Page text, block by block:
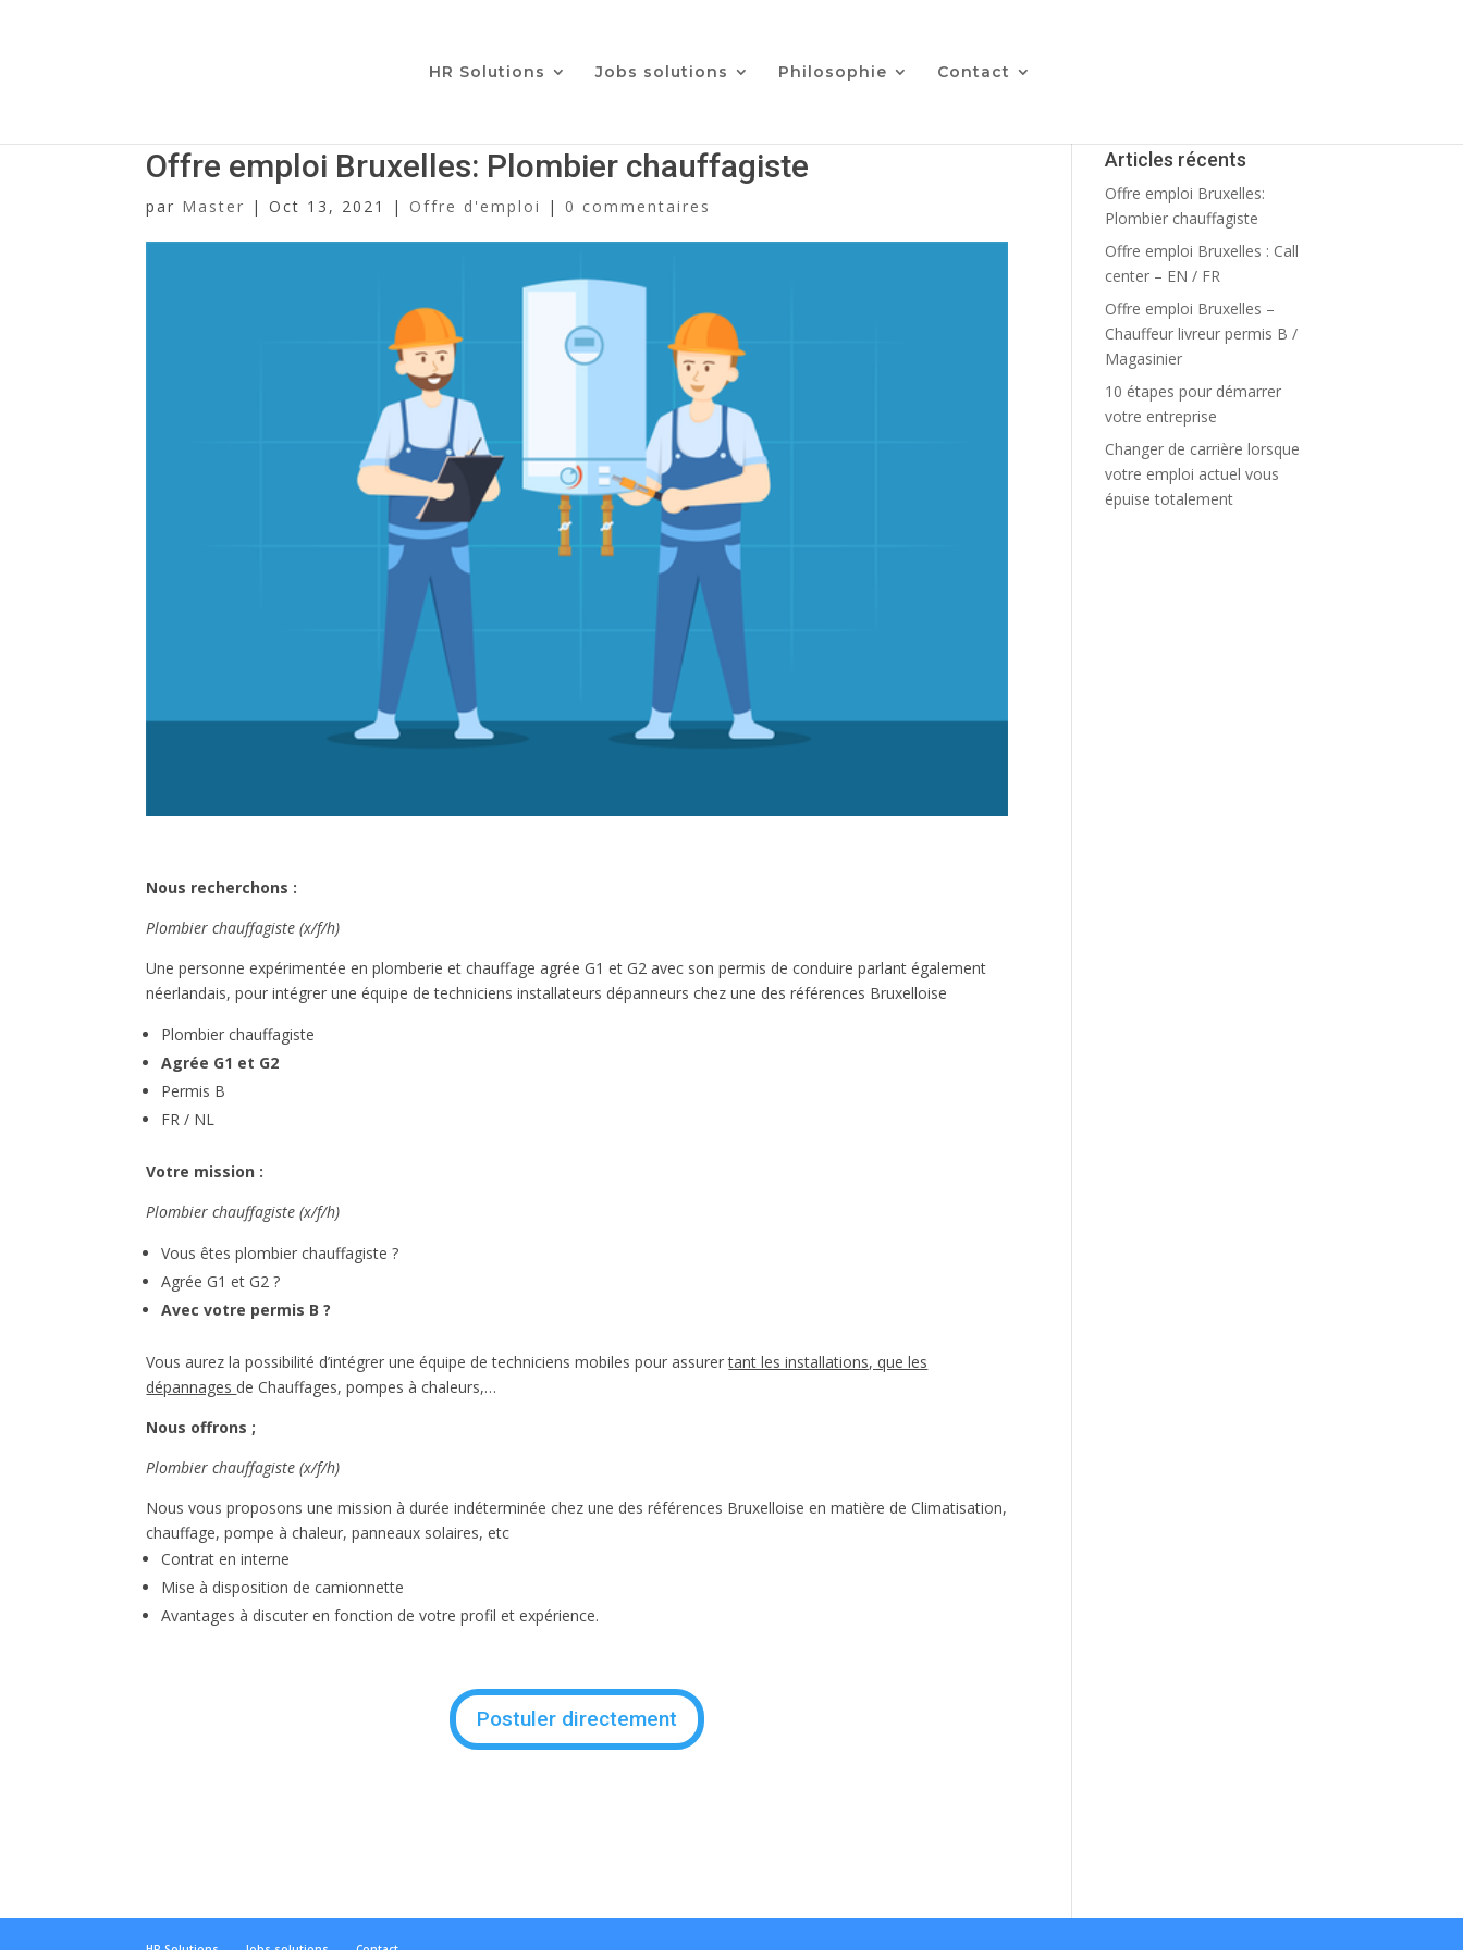
HR Solutions Jobs solutions Philosophie Contact
Offre emploi Bruxelles: Plombier chauffagiste
par Master |Oct 13, 2021 | Offre d'emploi | 0 commentaires
Nous recherchons :
Plombier chauffagiste (x/f/h)
Une personne expérimentée en plomberie et chauffage agrée G1 et G2 avec son permis de conduire parlant également
néerlandais, pour intégrer une équipe de techniciens installateurs dépanneurs chez une des références Bruxelloise
Plombier chauffagiste
Agrée G1 et G2
Permis B
FR / NL
Votre mission :
Plombier chauffagiste (x/f/h)
Vous êtes plombier chauffagiste ?
Agrée G1 et G2 ?
Avec votre permis B ?
Vous aurez la possibilité d’intégrer une équipe de techniciens mobiles pour assurertant les installations, que les
dépannages de Chauffages, pompes à chaleurs,…
Nous offrons ;
Plombier chauffagiste (x/f/h)
Nous vous proposons une mission à durée indéterminée chez une des références Bruxelloise en matière de Climatisation,
chauffage, pompe à chaleur, panneaux solaires, etc
Contrat en interne
Mise à disposition de camionnette
Avantages à discuter en fonction de votre profil et expérience.
Postuler directement
Articles récents
Offre emploi Bruxelles:
Plombier chauffagiste
Offre emploi Bruxelles : Call
center – EN / FR
Offre emploi Bruxelles –
Chauffeur livreur permis B /
Magasinier
10 étapes pour démarrer
votre entreprise
Changer de carrière lorsque
votre emploi actuel vous
épuise totalement